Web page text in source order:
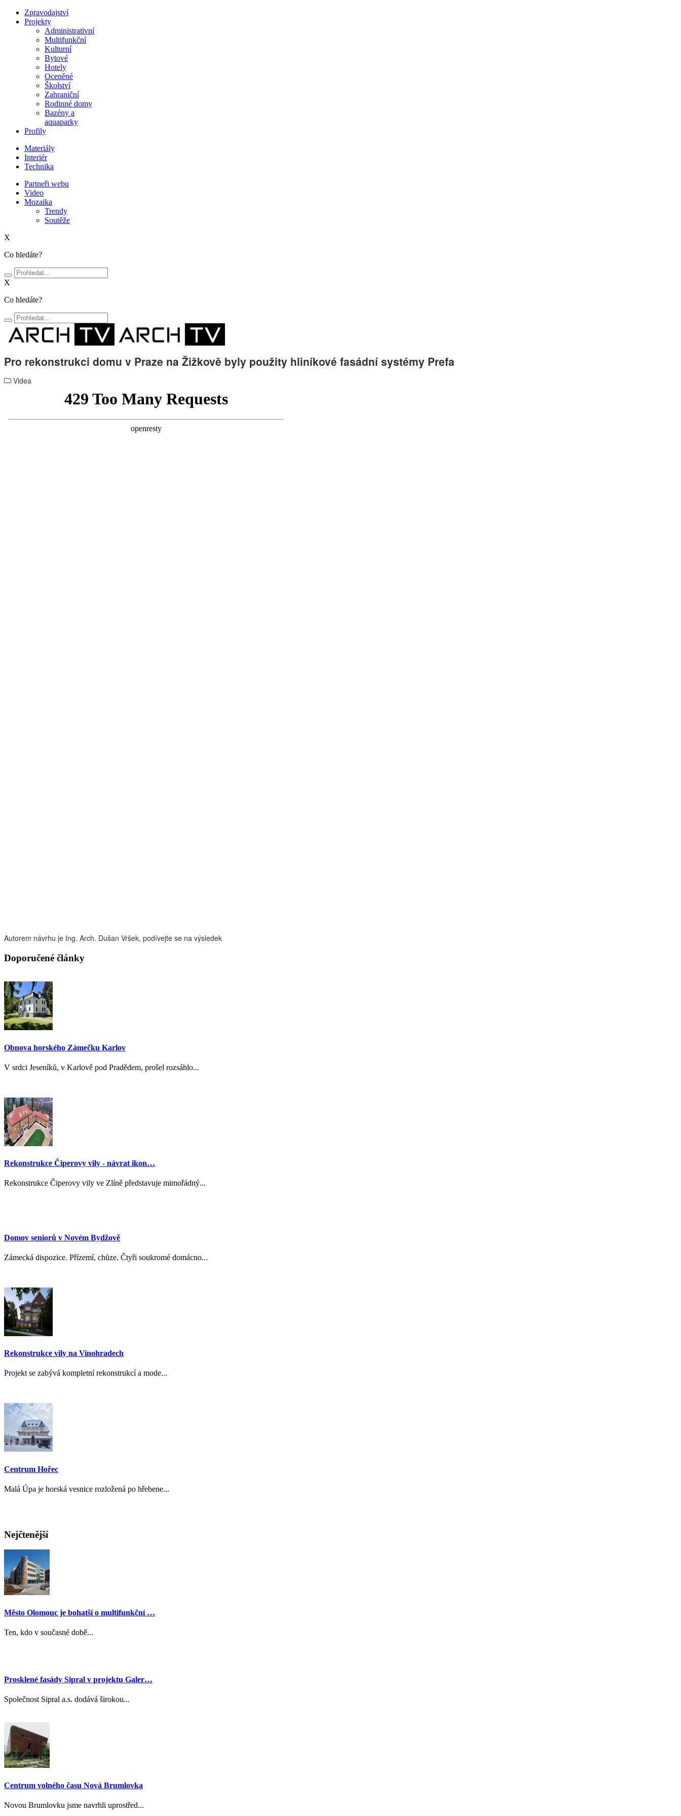
Zpravodajství
Projekty
Administrativní
Multifunkční
Kulturní
Bytové
Hotely
Oceněné
Školství
Zahraniční
Rodinné domy
Bazény a
aquaparky
Profily
Materiály
Interiér
Technika
Partneři webu
Video
Mozaika
Trendy
Soutěže
X
Co hledáte?
X
Co hledáte?
Pro rekonstrukci domu v Praze na Žižkově byly použity hliníkové fasádní systémy Prefa
Videa
Autorem návrhu je Ing. Arch. Dušan Vršek, podívejte se na výsledek
Doporučené články
Obnova horského Zámečku Karlov
V srdci Jeseníků, v Karlově pod Pradědem, prošel rozsáhlo...
Rekonstrukce Čiperovy vily - návrat ikon…
Rekonstrukce Čiperovy vily ve Zlíně představuje mimořádný...
Domov seniorů v Novém Bydžově
Zámecká dispozice. Přízemí, chůze. Čtyři soukromé domácno...
Rekonstrukce vily na Vinohradech
Projekt se zabývá kompletní rekonstrukcí a mode...
Centrum Hořec
Malá Úpa je horská vesnice rozložená po hřebene...
Nejčtenější
Město Olomouc je bohatší o multifunkční …
Ten, kdo v současné době...
Prosklené fasády Sipral v projektu Galer…
Společnost Sipral a.s. dodává širokou...
Centrum volného času Nová Brumlovka
Novou Brumlovku jsme navrhli uprostřed...